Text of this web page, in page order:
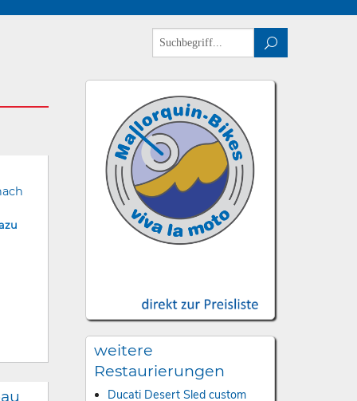
weitere
Restaurierungen
Ducati Desert Sled custom